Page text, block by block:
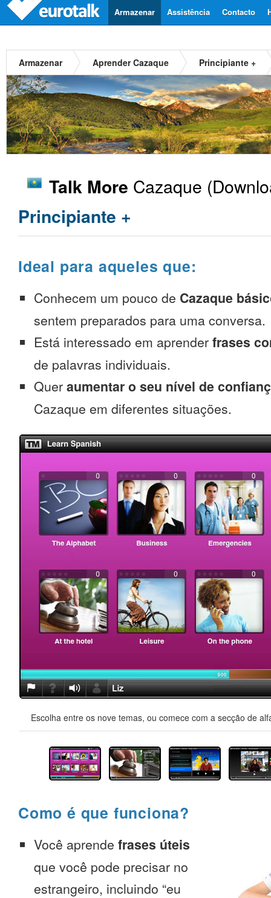
Contacto
Assistência
Armazenar
Armazenar Aprender Cazaque Principiante +
Talk More Cazaque
Principiante +
Ideal para aqueles que:
Conhecem um pouco de Cazaque
sentem preparados para uma conversa.
Está interessado em aprender frases
de palavras individuais.
Quer aumentar o seu nível de
Cazaque em diferentes situações.
Escolha entre os nove temas, ou comece com a secção de
Como é que funciona?
Você aprende frases úteis
que você pode precisar no
estrangeiro, incluindo “eu